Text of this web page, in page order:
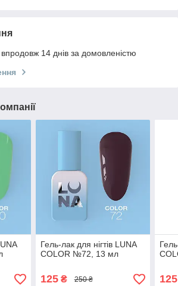
14 днів за домовленістю
Гель-лак для нігтів LUNA
COLOR №72, 13 мл
125₴ 250 ₴ 125